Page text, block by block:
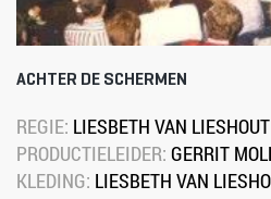
ACHTER DE SCHERMEN
REGIE: LIESBETH VAN
PRODUCTIELEIDER: GERRIT
KLEDING: LIESBETH VAN